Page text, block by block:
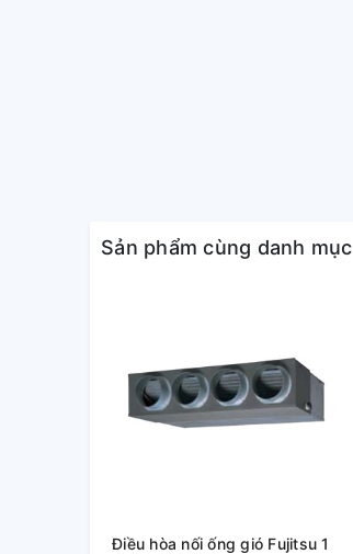
Sản phẩm cùng danh mục
Điều hòa nối ống gió Fujitsu 1